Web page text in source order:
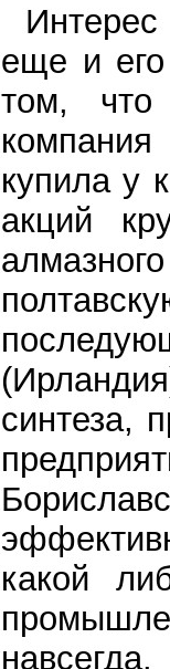
еще и
том, что
купила у
акций
синтеза,
какой